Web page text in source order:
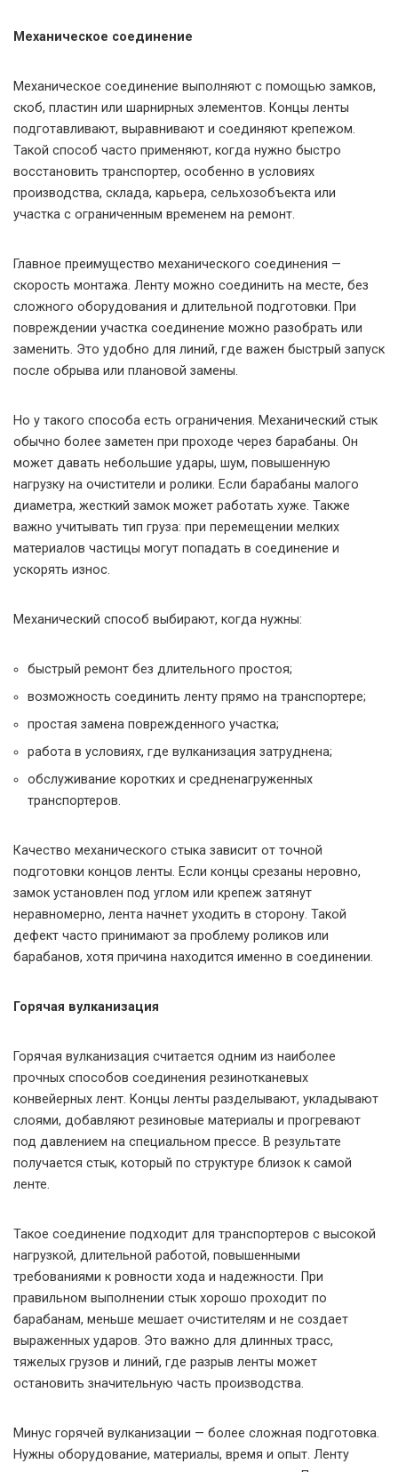
Механическое соединение
Механическое соединение выполняют с помощью замков,
скоб, пластин или шарнирных элементов. Концы ленты
подготавливают, выравнивают и соединяют крепежом.
Такой способ часто применяют, когда нужно быстро
восстановить транспортер, особенно в условиях
производства, склада, карьера, сельхозобъекта или
участка с ограниченным временем на ремонт.
Главное преимущество механического соединения —
скорость монтажа. Ленту можно соединить на месте, без
сложного оборудования и длительной подготовки. При
повреждении участка соединение можно разобрать или
заменить. Это удобно для линий, где важен быстрый запуск
после обрыва или плановой замены.
Но у такого способа есть ограничения. Механический стык
обычно более заметен при проходе через барабаны. Он
может давать небольшие удары, шум, повышенную
нагрузку на очистители и ролики. Если барабаны малого
диаметра, жесткий замок может работать хуже. Также
важно учитывать тип груза: при перемещении мелких
материалов частицы могут попадать в соединение и
ускорять износ.
Механический способ выбирают, когда нужны:
быстрый ремонт без длительного простоя;
возможность соединить ленту прямо на транспортере;
простая замена поврежденного участка;
работа в условиях, где вулканизация затруднена;
обслуживание коротких и средненагруженных
транспортеров.
Качество механического стыка зависит от точной
подготовки концов ленты. Если концы срезаны неровно,
замок установлен под углом или крепеж затянут
неравномерно, лента начнет уходить в сторону. Такой
дефект часто принимают за проблему роликов или
барабанов, хотя причина находится именно в соединении.
Горячая вулканизация
Горячая вулканизация считается одним из наиболее
прочных способов соединения резинотканевых
конвейерных лент. Концы ленты разделывают, укладывают
слоями, добавляют резиновые материалы и прогревают
под давлением на специальном прессе. В результате
получается стык, который по структуре близок к самой
ленте.
Такое соединение подходит для транспортеров с высокой
нагрузкой, длительной работой, повышенными
требованиями к ровности хода и надежности. При
правильном выполнении стык хорошо проходит по
барабанам, меньше мешает очистителям и не создает
выраженных ударов. Это важно для длинных трасс,
тяжелых грузов и линий, где разрыв ленты может
остановить значительную часть производства.
Минус горячей вулканизации — более сложная подготовка.
Нужны оборудование, материалы, время и опыт. Ленту